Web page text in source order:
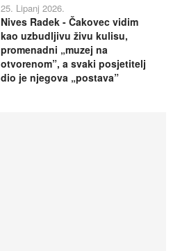
25. Lipanj 2026.
Nives Radek - Čakovec vidim
kao uzbudljivu živu kulisu,
promenadni „muzej na
otvorenom”, a svaki posjetitelj
dio je njegova „postava”